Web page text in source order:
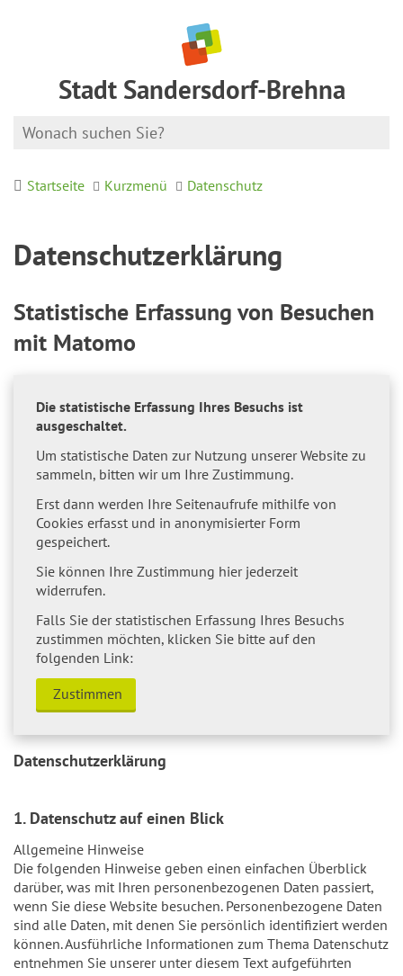
Stadt Sandersdorf-Brehna
Startseite Kurzmenü Datenschutz
Datenschutzerklärung
Statistische Erfassung von Besuchen
mit Matomo
Die statistische Erfassung Ihres Besuchs ist
ausgeschaltet.
Um statistische Daten zur Nutzung unserer Website zu
sammeln, bitten wir um Ihre Zustimmung.
Erst dann werden Ihre Seitenaufrufe mithilfe von
Cookies erfasst und in anonymisierter Form
gespeichert.
Sie können Ihre Zustimmung hier jederzeit
widerrufen.
Falls Sie der statistischen Erfassung Ihres Besuchs
zustimmen möchten, klicken Sie bitte auf den
folgenden Link:
Zustimmen
Datenschutzerklärung
1. Datenschutz auf einen Blick
Allgemeine Hinweise
Die folgenden Hinweise geben einen einfachen Überblick
darüber, was mit Ihren personenbezogenen Daten passiert,
wenn Sie diese Website besuchen. Personenbezogene Daten
sind alle Daten, mit denen Sie persönlich identifiziert werden
können. Ausführliche Informationen zum Thema Datenschutz
entnehmen Sie unserer unter diesem Text aufgeführten